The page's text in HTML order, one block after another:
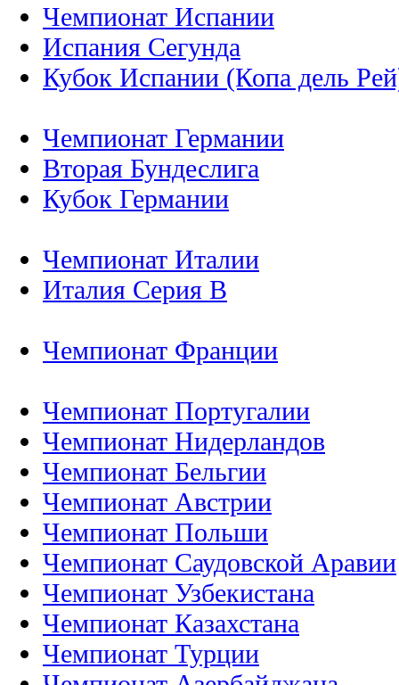
Чемпионат Испании
Испания Сегунда
Кубок Испании (Копа дель
Чемпионат Германии
Вторая Бундеслига
Кубок Германии
Чемпионат Италии
Италия Серия B
Чемпионат Франции
Чемпионат Португалии
Чемпионат Нидерландов
Чемпионат Бельгии
Чемпионат Австрии
Чемпионат Польши
Чемпионат Саудовской Аравии
Чемпионат Узбекистана
Чемпионат Казахстана
Чемпионат Турции